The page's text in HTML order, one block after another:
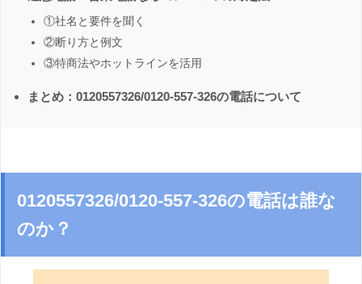
①社名と要件を聞く
②断り方と例文
③特商法やホットラインを活用
まとめ：0120557326/0120-557-326の電話について
0120557326/0120-557-326の電話は誰な
のか？